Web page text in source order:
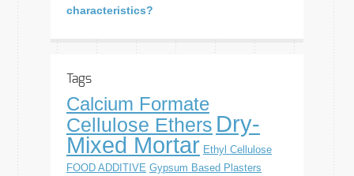
characteristics?
Tags
Calcium Formate
Cellulose Ethers Dry-
Mixed Mortar Ethyl Cellulose
FOOD ADDITIVE Gypsum Based Plasters